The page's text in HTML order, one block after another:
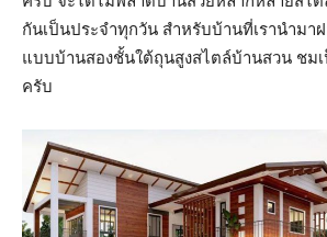
กันเป็นประจำทุกวัน สำหรับบ้านที่เรานำมา
แบบบ้านสองชั้นใต้ถุนสูงสไตล์บ้านสวน ชมเ
ครับ